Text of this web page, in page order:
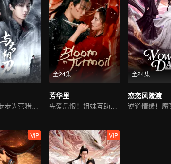
美女杀手步步为营猎爱皇子
全24集
芳华里
先爱后恨！姐妹互助复仇
全24集
恋恋风陵渡
VIP VIP